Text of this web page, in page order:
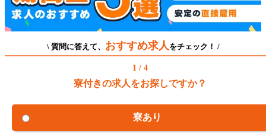
\ 質問に答えて、 おすすめ求人 をチェック！ /
1 / 4
寮付きの求人をお探しですか？
寮あり